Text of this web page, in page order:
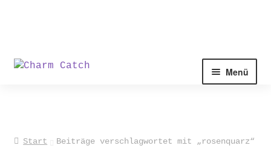
Zur
Zum
Menü
Start Beiträge verschlagwortet mit „rosenquarz“